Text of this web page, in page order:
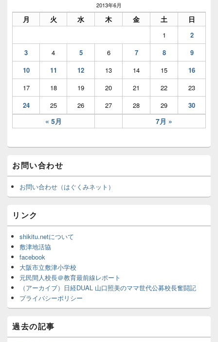
ー
2013年6月
月 火 水 木 金 土 日
« 5月 7月 »
1
2
3
4 5 6 7 8
9
10
11 12 13 14 15
16
17
18 19 20 21 22
23
24
25 26 27 28 29 30
お問い合わせ
お問い合わせ（はぐくみネット）
リンク
shikitu.netについて
敷津地活協
facebook
大阪市立敷津小学校
元民間人校長＠教育最前線レポート
（アーカイブ）日経DUAL 山口照美のママ世代公募校長奮闘記
プライバシーポリシー
過去の記事